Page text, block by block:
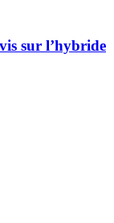
sur l’hybride